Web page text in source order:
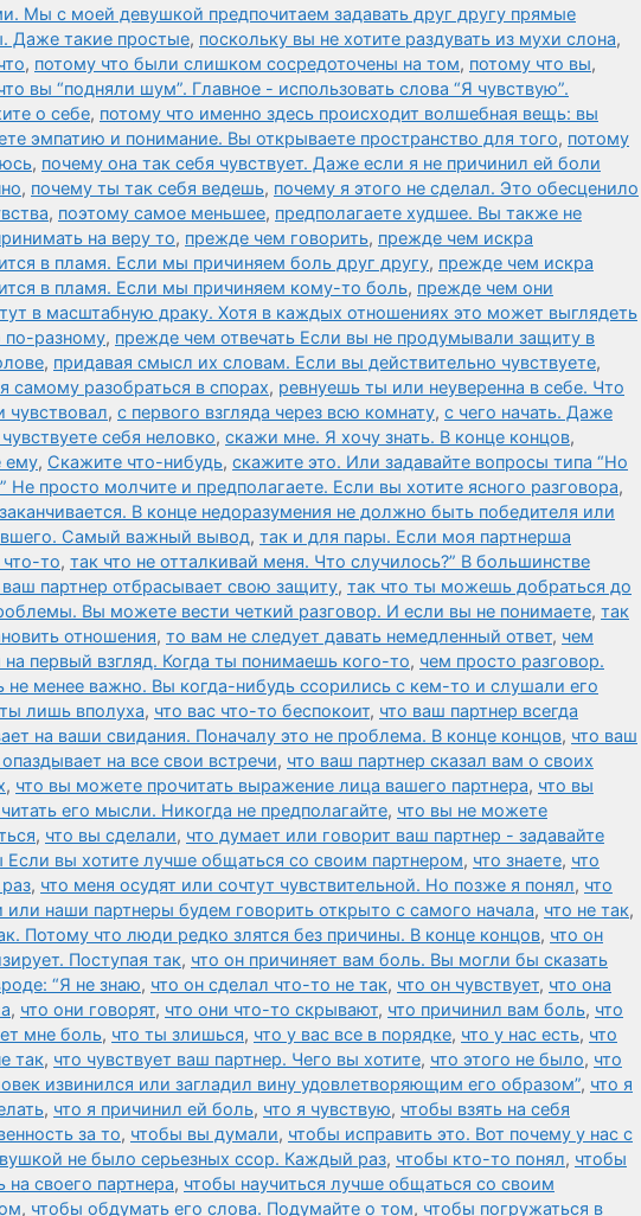
Мы с моей девушкой предпочитаем задавать друг другу прямые
Даже такие простые, поскольку вы не хотите раздувать из мухи слона,
, потому что были слишком сосредоточены на том, потому что вы,
вы “подняли шум”. Главное - использовать слова “Я чувствую”.
о себе, потому что именно здесь происходит волшебная вещь: вы
эмпатию и понимание. Вы открываете пространство для того, потому
, почему она так себя чувствует. Даже если я не причинил ей боли
, почему ты так себя ведешь, почему я этого не сделал. Это обесценило
, поэтому самое меньшее, предполагаете худшее. Вы также не
на веру то, прежде чем говорить, прежде чем искра
в пламя. Если мы причиняем боль друг другу, прежде чем искра
в пламя. Если мы причиняем кому-то боль, прежде чем они
в масштабную драку. Хотя в каждых отношениях это может выглядеть
по-разному, прежде чем отвечать Если вы не продумывали защиту в
, придавая смысл их словам. Если вы действительно чувствуете,
самому разобраться в спорах, ревнуешь ты или неуверенна в себе. Что
чувствовал, с первого взгляда через всю комнату, с чего начать. Даже
себя неловко, скажи мне. Я хочу знать. В конце концов,
ему, Скажите что-нибудь, скажите это. Или задавайте вопросы типа “Но
Не просто молчите и предполагаете. Если вы хотите ясного разговора,
В конце недоразумения не должно быть победителя или
Самый важный вывод, так и для пары. Если моя партнерша
что-то, так что не отталкивай меня. Что случилось?” В большинстве
ваш партнер отбрасывает свою защиту, так что ты можешь добраться до
Вы можете вести четкий разговор. И если вы не понимаете, так
отношения, то вам не следует давать немедленный ответ, чем
на первый взгляд. Когда ты понимаешь кого-то, чем просто разговор.
не менее важно. Вы когда-нибудь ссорились с кем-то и слушали его
лишь вполуха, что вас что-то беспокоит, что ваш партнер всегда
на ваши свидания. Поначалу это не проблема. В конце концов, что ваш
на все свои встречи, что ваш партнер сказал вам о своих
, что вы можете прочитать выражение лица вашего партнера, что вы
его мысли. Никогда не предполагайте, что вы не можете
, что вы сделали, что думает или говорит ваш партнер - задавайте
Если вы хотите лучше общаться со своим партнером, что знаете, что
, что меня осудят или сочтут чувствительной. Но позже я понял, что
наши партнеры будем говорить открыто с самого начала, что не так,
Потому что люди редко злятся без причины. В конце концов, что он
Поступая так, что он причиняет вам боль. Вы могли бы сказать
“Я не знаю, что он сделал что-то не так, что он чувствует, что она
, что они говорят, что они что-то скрывают, что причинил вам боль, что
мне боль, что ты злишься, что у вас все в порядке, что у нас есть, что
так, что чувствует ваш партнер. Чего вы хотите, что этого не было, что
извинился или загладил вину удовлетворяющим его образом”, что я
, что я причинил ей боль, что я чувствую, чтобы взять на себя
за то, чтобы вы думали, чтобы исправить это. Вот почему у нас с
не было серьезных ссор. Каждый раз, чтобы кто-то понял, чтобы
на своего партнера, чтобы научиться лучше общаться со своим
, чтобы обдумать его слова. Подумайте о том, чтобы погружаться в